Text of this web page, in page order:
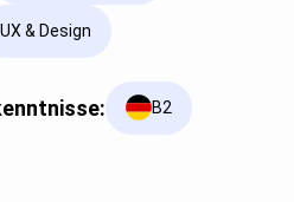
UX & Design
B2